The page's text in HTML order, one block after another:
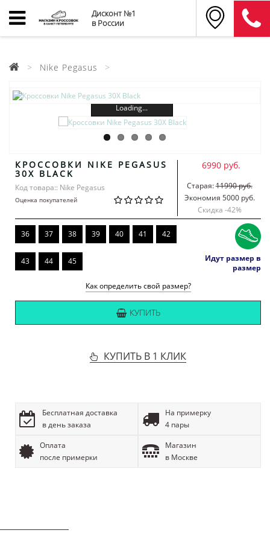
Дисконт №1
в России
Nike Pegasus
Loading...
КРОССОВКИ NIKE PEGASUS
30X BLACK
Код товара:: Nike Pegasus
Оценка покупателей
6990 руб.
Старая:11990 руб.
Экономия 5000 руб.
Скидка -42%
36 37 38 39 40 41 42
43 44 45
Идут размер в
размер
Как определить свой размер?
КУПИТЬ
КУПИТЬ В 1 КЛИК
Бесплатная доставка
в день заказа
На примерку
4 пары
Оплата
после примерки
Магазин
в Москве